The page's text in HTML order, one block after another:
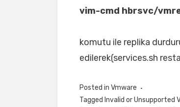
vim-cmd hbrsvc/
komutu ile replika
edilerek(services.sh
Posted in Vmware
Tagged Invalid or Unsupported